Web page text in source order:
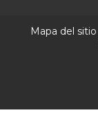
Mapa del sitio